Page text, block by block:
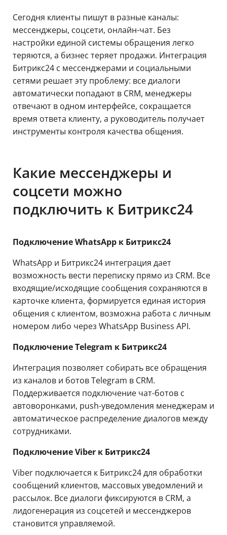
Сегодня клиенты пишут в разные каналы:
мессенджеры, соцсети, онлайн-чат. Без
настройки единой системы обращения легко
теряются, а бизнес теряет продажи. Интеграция
Битрикс24 с мессенджерами и социальными
сетями решает эту проблему: все диалоги
автоматически попадают в CRM, менеджеры
отвечают в одном интерфейсе, сокращается
время ответа клиенту, а руководитель получает
инструменты контроля качества общения.
Какие мессенджеры и
соцсети можно
подключить к Битрикс24
Подключение WhatsApp к Битрикс24
WhatsApp и Битрикс24 интеграция дает
возможность вести переписку прямо из CRM. Все
входящие/исходящие сообщения сохраняются в
карточке клиента, формируется единая история
общения с клиентом, возможна работа с личным
номером либо через WhatsApp Business API.
Подключение Telegram к Битрикс24
Интеграция позволяет собирать все обращения
из каналов и ботов Telegram в CRM.
Поддерживается подключение чат-ботов с
автоворонками, push-уведомления менеджерам и
автоматическое распределение диалогов между
сотрудниками.
Подключение Viber к Битрикс24
Viber подключается к Битрикс24 для обработки
сообщений клиентов, массовых уведомлений и
рассылок. Все диалоги фиксируются в CRM, а
лидогенерация из соцсетей и мессенджеров
становится управляемой.